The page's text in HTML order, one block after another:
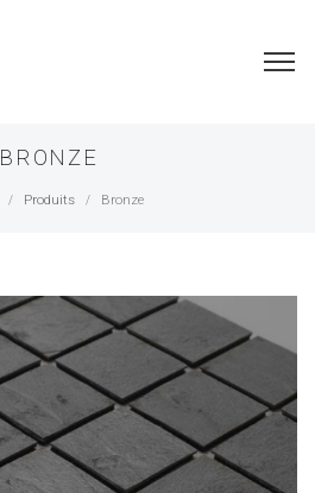
BRONZE
/ Produits / Bronze